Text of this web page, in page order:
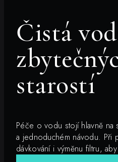
Čistá
starostí
Péče o vodu stojí hlavně na
a jednoduchém návodu. Při
dávkování i výměnu filtru,